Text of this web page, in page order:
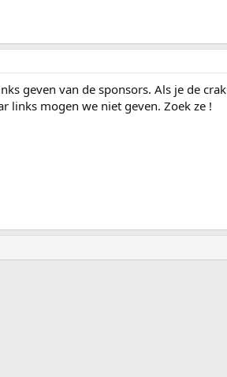
geven van de sponsors. Als je de
links mogen we niet geven. Zoek ze !